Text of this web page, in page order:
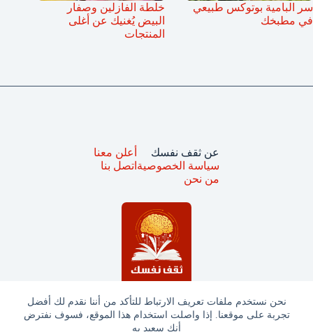
نحن نستخدم ملفات تعريف الارتباط للتأكد من أننا نقدم لك أفضل
تجربة على موقعنا. إذا واصلت استخدام هذا الموقع، فسوف نفترض
أنك سعيد به
سر البامية بوتوكس طبيعي
في مطبخك
خلطة الفازلين وصفار
البيض يُغنيك عن أغلى
المنتجات
جميع الحقوق محفوظة © ثقف نفسك 2025
عن ثقف نفسك
سياسة الخصوصية
من نحن
أعلن معنا
اتصل بنا